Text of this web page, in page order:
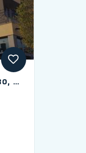
Астрея жилой дом, Сарафово, Бургас | Astreya Residence, Sarafovo, Burgas - 50 metres to the beach